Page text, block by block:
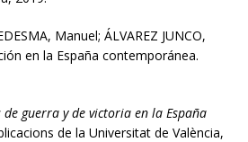
Manuel; ÁLVAREZ JUNCO,
en la España contemporánea.
de guerra y de victoria en la España
de la Universitat de València,